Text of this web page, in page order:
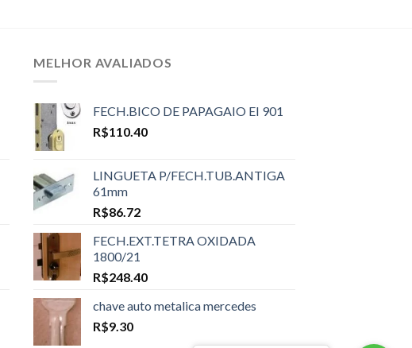
MELHOR AVALIADOS
FECH.BICO DE PAPAGAIO EI 901
R$110.40
LINGUETA P/FECH.TUB.ANTIGA
61mm
R$86.72
FECH.EXT.TETRA OXIDADA
1800/21
R$248.40
chave auto metalica mercedes
R$9.30